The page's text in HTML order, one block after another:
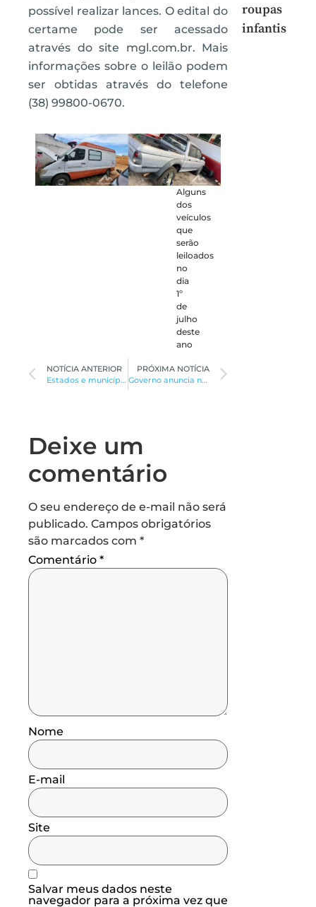
possível realizar lances. O edital do
certame pode ser acessado
através do site mgl.com.br. Mais
informações sobre o leilão podem
ser obtidas através do telefone
(38) 99800-0670.
Alguns
dos
veículos
que
serão
leiloados
no
dia
1º
de
julho
deste
ano
NOTÍCIA ANTERIOR
Estados e municípios terão plano de combate à violência contra mulher
PRÓXIMA NOTÍCIA
Governo anuncia nova edição do Trilhas de Futuro
Deixe um
comentário
O seu endereço de e-mail não será
publicado. Campos obrigatórios
são marcados com *
Comentário *
Nome
E-mail
Site
Salvar meus dados neste
navegador para a próxima vez que
roupas
infantis